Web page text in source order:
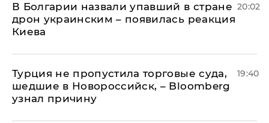
В Болгарии назвали упавший в стране
дрон украинским – появилась реакция
Киева
20:02
Турция не пропустила торговые суда,
шедшие в Новороссийск, – Bloomberg
узнал причину
19:40